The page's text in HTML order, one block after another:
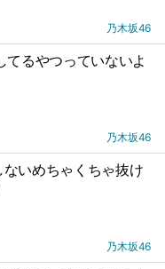
乃木坂46
るやつっていないよ
乃木坂46
いめちゃくちゃ抜け
乃木坂46